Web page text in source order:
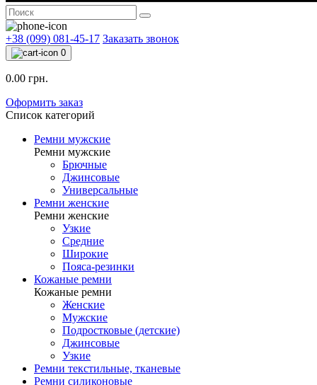
+38 (099) 081-45-17 Заказать звонок
0
0.00 грн.
Оформить заказ
Список категорий
Ремни мужские
Ремни мужские
Брючные
Джинсовые
Универсальные
Ремни женские
Ремни женские
Узкие
Средние
Широкие
Пояса-резинки
Кожаные ремни
Кожаные ремни
Женские
Мужские
Подростковые (детские)
Джинсовые
Узкие
Ремни текстильные, тканевые
Ремни силиконовые